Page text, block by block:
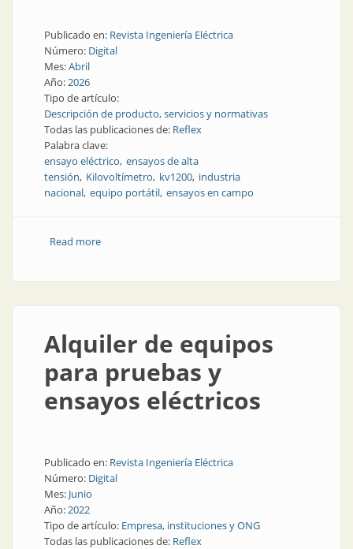
Publicado en: Revista Ingeniería Eléctrica
Número: Digital
Mes:Abril
Año:2026
Tipo de artículo:
Descripción de producto, servicios y normativas
Todas las publicaciones de: Reflex
Palabra clave:
ensayo eléctrico ensayos de alta
tensión Kilovoltímetro kv1200 industria
nacional equipo portátil ensayos en campo
Read moreabout Alta tensión en campo
Alquiler de equipos
para pruebas y
ensayos eléctricos
Publicado en: Revista Ingeniería Eléctrica
Número: Digital
Mes: Junio
Año:2022
Tipo de artículo: Empresa, instituciones y ONG
Todas las publicaciones de: Reflex